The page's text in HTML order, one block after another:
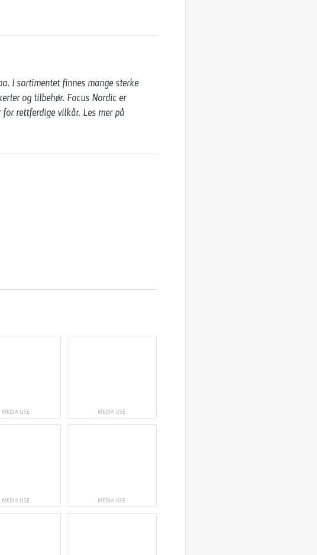
I sortimentet finnes mange sterke
og tilbehør. Focus Nordic er
rettferdige vilkår. Les mer på
MEDIA USE MEDIA USE
MEDIA USE MEDIA USE